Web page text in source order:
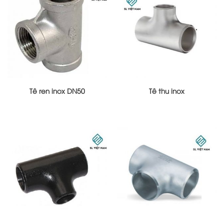
Tê ren inox DN50 Tê thu inox